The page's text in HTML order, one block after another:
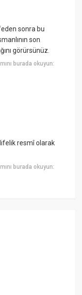
sonra bu
son
görürsünüz.
burada okuyun:
resmî olarak
burada okuyun: